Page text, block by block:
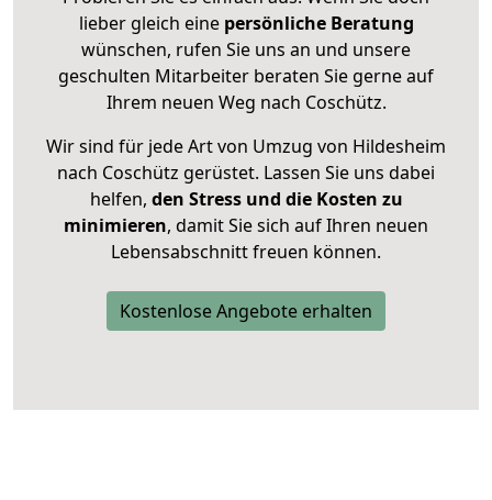
lieber gleich eine persönliche Beratung
wünschen, rufen Sie uns an und unsere
geschulten Mitarbeiter beraten Sie gerne auf
Ihrem neuen Weg nach Coschütz.
Wir sind für jede Art von Umzug von Hildesheim
nach Coschütz gerüstet. Lassen Sie uns dabei
helfen, den Stress und die Kosten zu
minimieren, damit Sie sich auf Ihren neuen
Lebensabschnitt freuen können.
Kostenlose Angebote erhalten